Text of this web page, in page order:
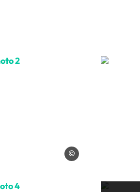
Photo 2, © Les traineaux de Yume
Les traineaux de Yume
Photo 4, © Les traineaux de Yume